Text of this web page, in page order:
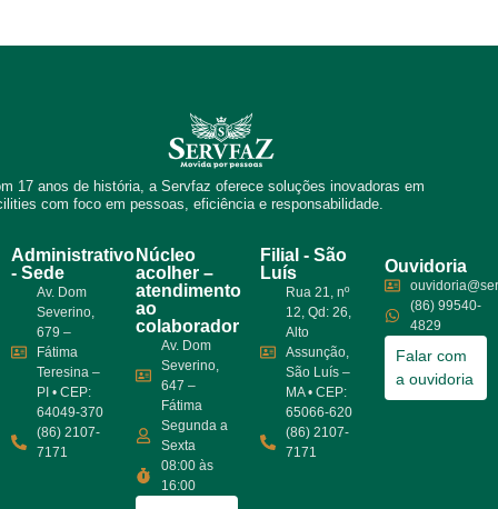
17 anos de história, a Servfaz oferece soluções inovadoras em
com foco em pessoas, eficiência e responsabilidade.
Administrativo
- Sede
Av. Dom
Severino,
679 –
Fátima
Teresina –
PI • CEP:
64049-370
(86) 2107-
7171
Núcleo
acolher –
atendimento
ao
colaborador
Av. Dom
Severino,
647 –
Fátima
Segunda a
Sexta
08:00 às
16:00
Filial - São
Luís
Rua 21, nº
12, Qd: 26,
Alto
Assunção,
São Luís –
MA • CEP:
65066-620
(86) 2107-
7171
Ouvidoria
(86) 99540-
4829
Falar com
a ouvidoria